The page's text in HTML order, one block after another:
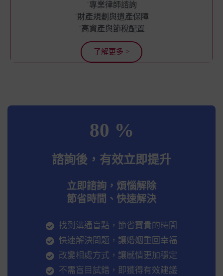
˙專業律師諮詢
˙財產規劃與遺產保障
˙高資產與節稅配置
了解更多 >
立即諮詢，煩惱解除
節省時間、快速解決
找到溝通盲點，節省寶貴的時間
快速解決問題，讓婚姻重回幸福
改變相處方式，讓感情更加穩定
不需盲目試錯，即獲得有效建議
80 %
諮詢後，有效立即提升